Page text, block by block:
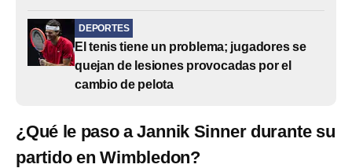
DEPORTES
El tenis tiene un problema; jugadores se
quejan de lesiones provocadas por el
cambio de pelota
¿Qué le paso a Jannik Sinner durante su
partido en Wimbledon?